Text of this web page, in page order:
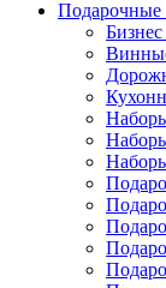
Подарочные